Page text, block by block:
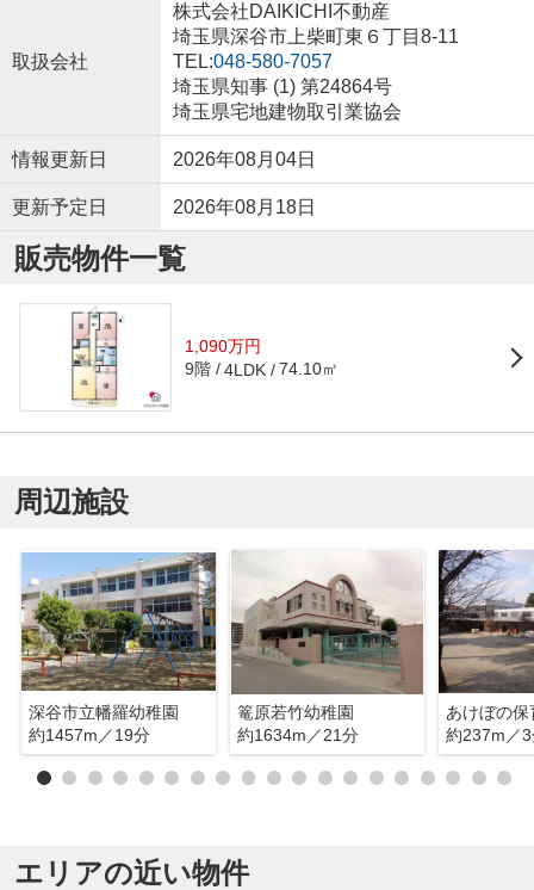
取扱会社
株式会社DAIKICHI不動産
埼玉県深谷市上柴町東６丁目8-11
TEL:048-580-7057
埼玉県知事 (1) 第24864号
埼玉県宅地建物取引業協会
情報更新日 2026年08月04日
更新予定日 2026年08月18日
販売物件一覧
1,090万円
9階 4LDK 74.10㎡
周辺施設
深谷市立幡羅幼稚園
約1457m／19分
篭原若竹幼稚園
約1634m／21分
あけぼの保
約237m／
エリアの近い物件